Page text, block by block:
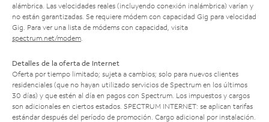
alámbrica. Las velocidades reales (incluyendo conexión inalámbrica) varían y
no están garantizadas. Se requiere módem con capacidad Gig para velocidad
Gig. Para ver una lista de módems con capacidad, visita
spectrum.net/modem
Detalles de la oferta de Internet
Oferta por tiempo limitado; sujeta a cambios; solo para nuevos clientes
residenciales (que no hayan utilizado servicios de Spectrum en los últimos
30 días) y que estén al día en pagos con Spectrum. Los impuestos y cargos
son adicionales en ciertos estados. SPECTRUM INTERNET: se aplican tarifas
estándar después del período de promoción. Cargo adicional por instalación.